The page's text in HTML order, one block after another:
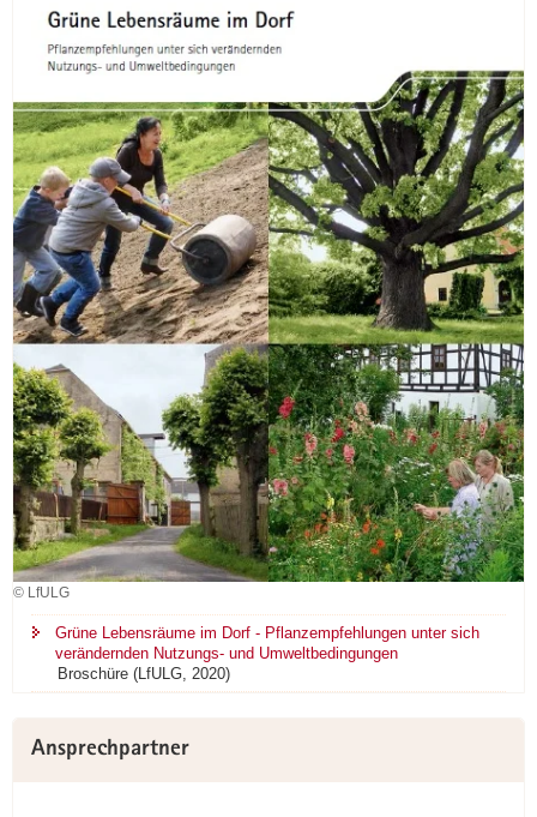
© LfULG
Grüne Lebensräume im Dorf - Pflanzempfehlungen unter sich
verändernden Nutzungs- und Umweltbedingungen
Broschüre (LfULG, 2020)
Ansprechpartner